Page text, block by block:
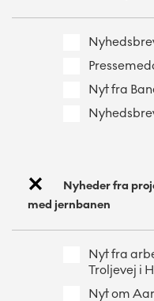
Nyt fra
Nyheder fra
med jernbanen
Nyt fra
Troljevej i
Nyt om